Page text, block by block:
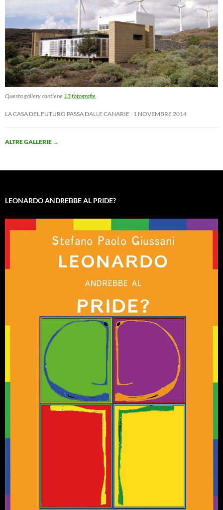
Questa gallery contiene 13 fotografie.
LA CASA DEL FUTURO PASSA DALLE CANARIE 1 NOVEMBRE 2014
ALTRE GALLERIE →
LEONARDO ANDREBBE AL PRIDE?